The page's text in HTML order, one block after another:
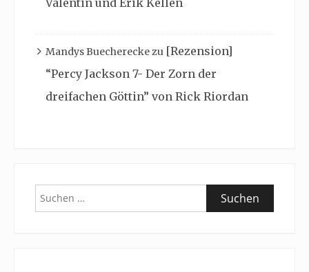
Mandys Buechereckezu [Rezension]
“Percy Jackson 7- Der Zorn der
dreifachen Göttin” von Rick Riordan
Suchen
nach: